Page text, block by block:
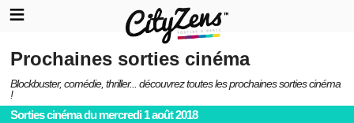
Prochaines sorties cinéma
Blockbuster, comédie, thriller... découvrez toutes les prochaines sorties cinéma
!
Sorties cinéma du mercredi 1 août 2018